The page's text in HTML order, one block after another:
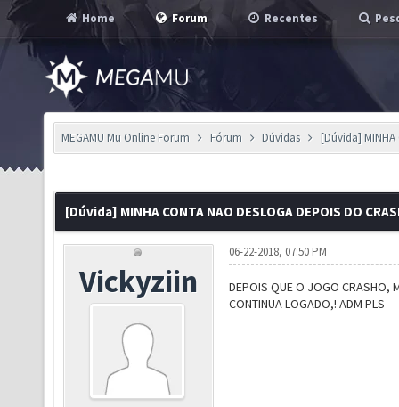
Home Forum Recentes
MEGAMU Mu Online Forum Fórum Dúvidas [Dúvida] MINHA
[Dúvida] MINHA CONTA NAO DESLOGA DEPOIS DO
Vickyziin
06-22-2018, 07:50 PM
DEPOIS QUE O JOGO CRASHO,
CONTINUA LOGADO,! ADM PLS